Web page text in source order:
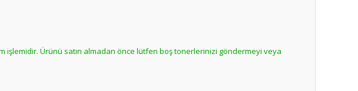
işlemidir. Ürünü satın almadan önce lütfen boş tonerlerinizi göndermeyi veya